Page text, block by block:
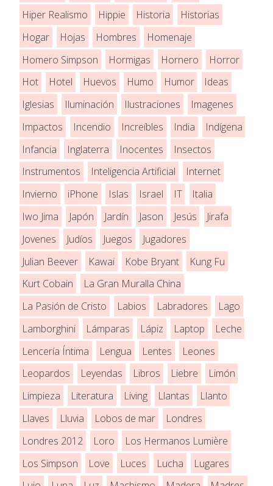
Hiper Realismo
Hippie Historia
Historias
Hogar
Hojas Hombres
Homenaje
Homero Simpson
Hormigas Hornero
Horror
Hot
Hotel Huevos Humo Humor
Ideas
Iglesias
Iluminación Ilustraciones
Imagenes
Impactos
Incendio Increíbles India
Indígena
Infancia
Inglaterra Inocentes
Insectos
Instrumentos
Inteligencia Artificial
Internet
Invierno
iPhone Islas Israel IT
Italia
Iwo Jima
Japón Jardín Jason Jesús
Jirafa
Jovenes
Judíos Juegos
Jugadores
Julian Beever
Kawai Kobe Bryant
Kung Fu
Kurt Cobain
La Gran Muralla China
La Pasión de Cristo
Labios Labradores
Lago
Lamborghini
Lámparas Lápiz Laptop
Leche
Lencería Íntima
Lengua Lentes
Leones
Leopardos
Leyendas Libros Liebre
Limón
Limpieza
Literatura Living Llantas
Llanto
Llaves
Lluvia Lobos de mar
Londres
Londres 2012
Loro
Los Hermanos Lumière
Los Simpson
Love Luces Lucha
Lugares